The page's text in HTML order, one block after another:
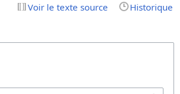
Voir le texte source Historique